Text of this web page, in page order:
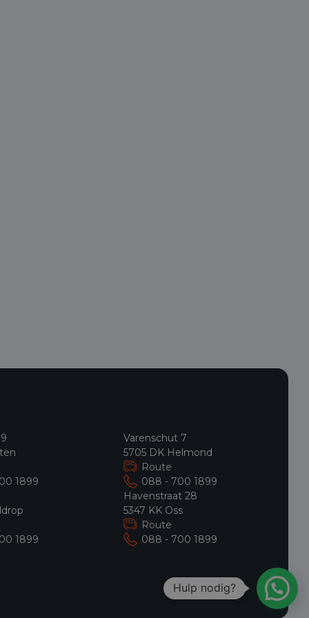
1899
1899
Varenschut 7
5705 DK Helmond
Route
088 - 700 1899
Havenstraat 28
5347 KK Oss
Route
088 - 700 1899
Hulp nodig?